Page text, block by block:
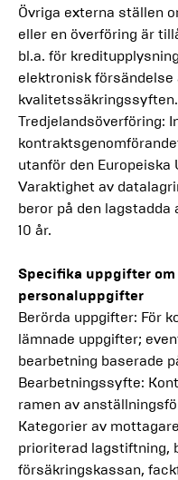
Övriga externa ställen
eller en överföring är
bl.a. för
elektronisk försändelse
kvalitetssäkringssyften.
Tredjelandsöverföring:
utanför den Europeiska
Varaktighet av
beror på den
10 år.
Specifika uppgifter
personaluppgifter
Berörda uppgifter: För
lämnade uppgifter;
bearbetning baserade
Bearbetningssyfte:
ramen av
Kategorier av
prioriterad lagstiftning,
försäkringskassan,